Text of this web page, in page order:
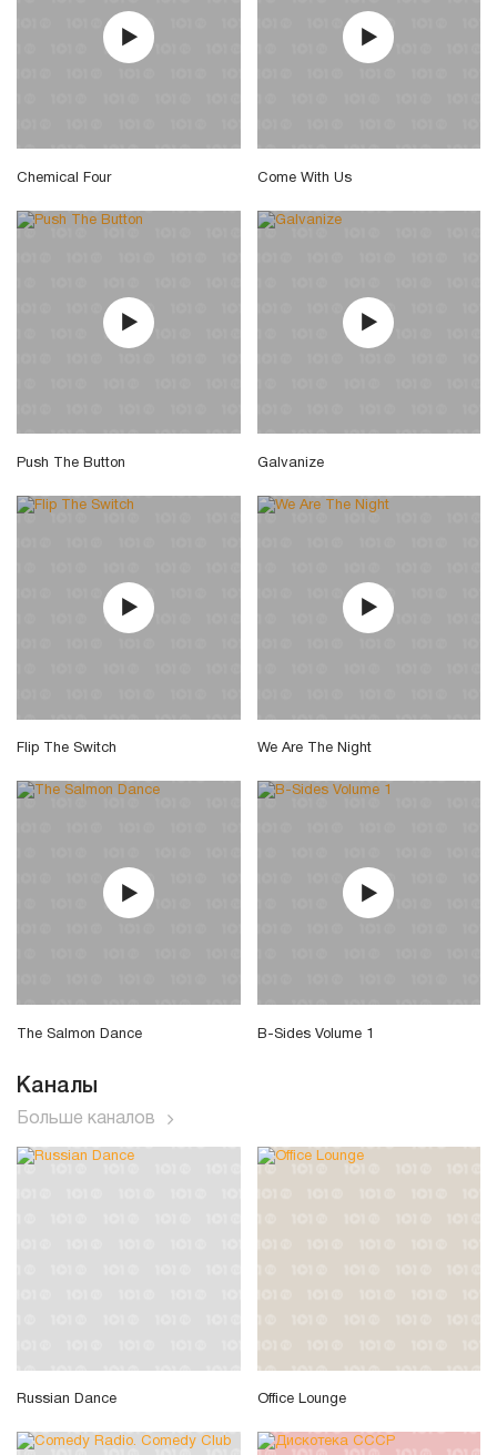
Chemical Four Come With Us
Push The Button Galvanize
Flip The Switch We Are The Night
The Salmon Dance B-Sides Volume 1
Каналы
Больше каналов
Russian Dance Office Lounge